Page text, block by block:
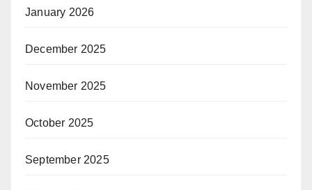
January 2026
December 2025
November 2025
October 2025
September 2025